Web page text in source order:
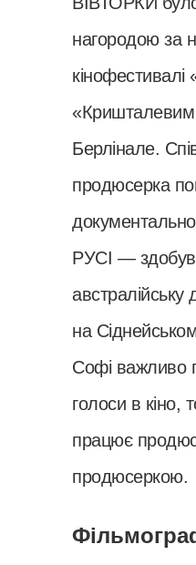
нагородою за
кінофестивалі
Берлінале.
продюсерка
РУСІ —
австралійську
на
Софі важливо
голоси в кіно,
працює
продюсеркою.